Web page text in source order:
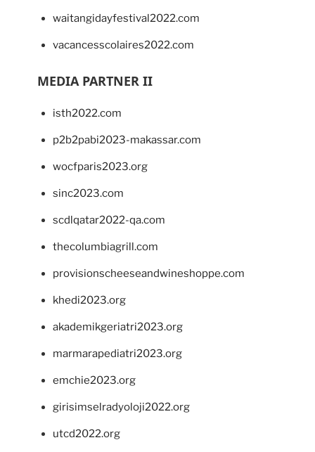
waitangidayfestival2022.com
vacancesscolaires2022.com
MEDIA PARTNER II
isth2022.com
p2b2pabi2023-makassar.com
wocfparis2023.org
sinc2023.com
scdlqatar2022-qa.com
thecolumbiagrill.com
provisionscheeseandwineshoppe.com
khedi2023.org
akademikgeriatri2023.org
marmarapediatri2023.org
emchie2023.org
girisimselradyoloji2022.org
utcd2022.org